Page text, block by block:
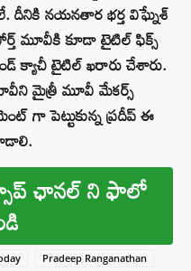
దీనికి నయనతార భర్త విఘ్నేశ్
ఫోర్త్ మూవీకి కూడా టైటిల్ ఫిక్స్
క్యాచీ టైటిల్ ఖరారు చేశారు.
మైత్రీ మూవీ మేకర్స్
గా పెట్టుకున్న ప్రదీప్ ఈ
ఛానల్ ని ఫాలో
Pradeep Ranganathan